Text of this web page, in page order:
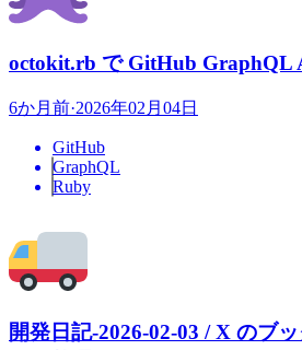
octokit.rb で GitHub GraphQL
6か月前·2026年02月04日
GitHub
GraphQL
Ruby
開発日記-2026-02-03 / X のブ